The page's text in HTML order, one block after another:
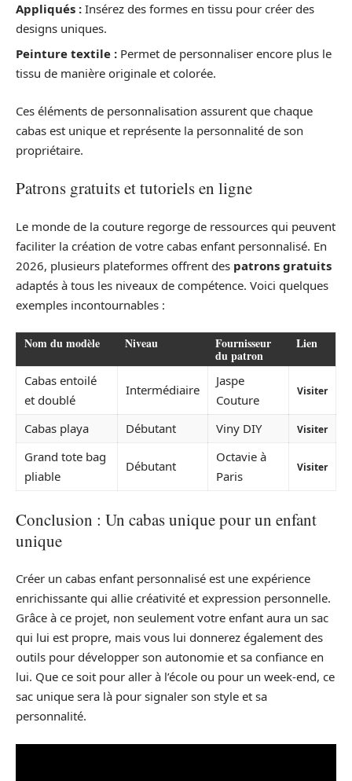
Appliqués : Insérez des formes en tissu pour créer des
designs uniques.
Peinture textile : Permet de personnaliser encore plus le
tissu de manière originale et colorée.
Ces éléments de personnalisation assurent que chaque
cabas est unique et représente la personnalité de son
propriétaire.
Patrons gratuits et tutoriels en ligne
Le monde de la couture regorge de ressources qui peuvent
faciliter la création de votre cabas enfant personnalisé. En
2026, plusieurs plateformes offrent des patrons gratuits
adaptés à tous les niveaux de compétence. Voici quelques
exemples incontournables :
Nom du modèle Niveau Fournisseur
du patron
Lien
Cabas entoilé
et doublé
Intermédiaire
Jaspe
Couture
Visiter
Cabas playa Débutant Viny DIY Visiter
Grand tote bag
pliable
Débutant
Octavie à
Paris
Visiter
Conclusion : Un cabas unique pour un enfant
unique
Créer un cabas enfant personnalisé est une expérience
enrichissante qui allie créativité et expression personnelle.
Grâce à ce projet, non seulement votre enfant aura un sac
qui lui est propre, mais vous lui donnerez également des
outils pour développer son autonomie et sa confiance en
lui. Que ce soit pour aller à l’école ou pour un week-end, ce
sac unique sera là pour signaler son style et sa
personnalité.